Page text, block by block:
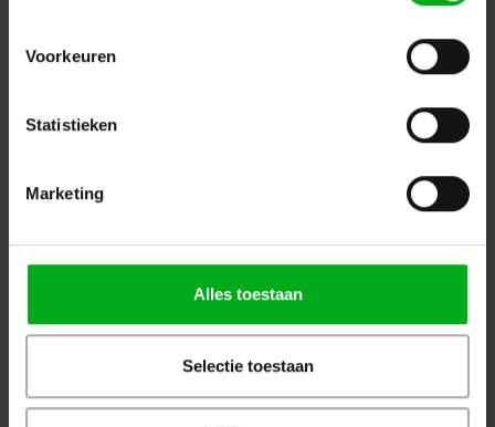
Voorkeuren
Statistieken
Marketing
Alles toestaan
Selectie toestaan
ABL | 90405 | PVC Schuko Connector Male | 240 V